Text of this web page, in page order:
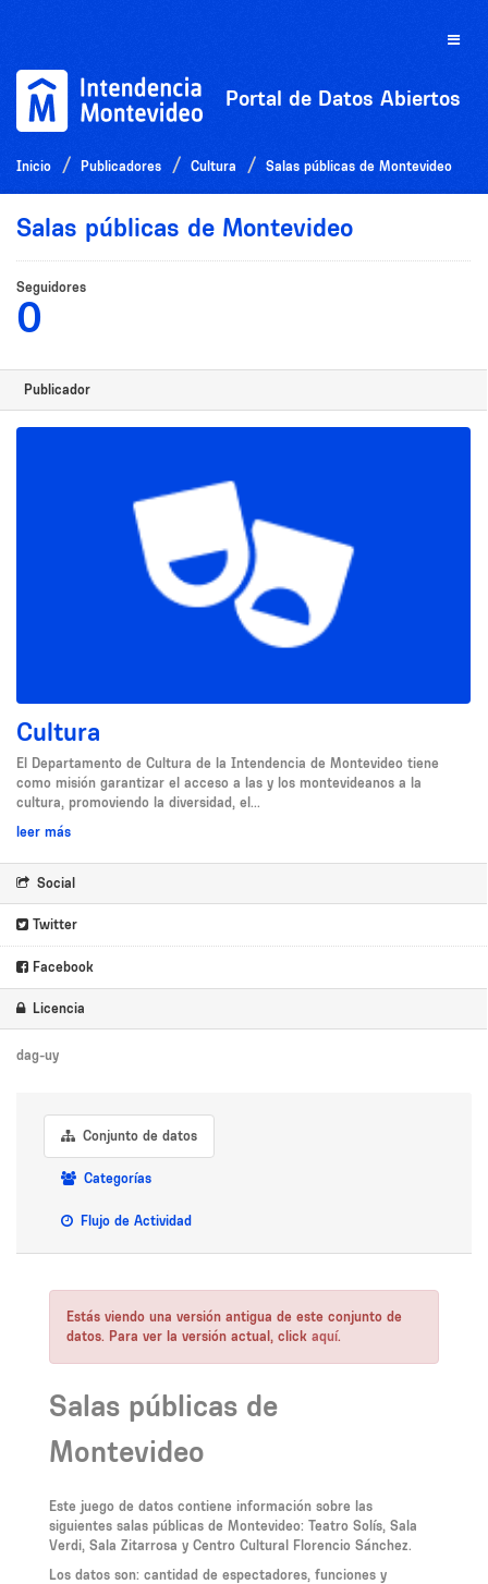
Toggle
Portal de Datos Abiertos
Inicio Publicadores Cultura Salas públicas de Montevideo
Salas públicas de Montevideo
Seguidores
0
Publicador
Cultura
El Departamento de Cultura de la Intendencia de Montevideo tiene
como misión garantizar el acceso a las y los montevideanos a la
cultura, promoviendo la diversidad, el...
leer más
Social
Twitter
Facebook
Licencia
dag-uy
Conjunto de datos
Categorías
Flujo de Actividad
Estás viendo una versión antigua de este conjunto de
datos. Para ver la versión actual, click aquí.
Salas públicas de
Montevideo
Este juego de datos contiene información sobre las
siguientes salas públicas de Montevideo: Teatro Solís, Sala
Verdi, Sala Zitarrosa y Centro Cultural Florencio Sánchez.
Los datos son: cantidad de espectadores, funciones y